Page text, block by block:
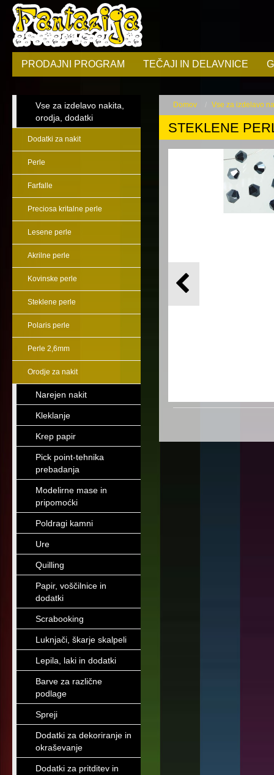
PRODAJNI PROGRAM TEČAJI IN DELAVNICE
Vse za izdelavo nakita,
orodja, dodatki
Dodatki za nakit
Perle
Farfalle
Preciosa kritalne perle
Lesene perle
Akrilne perle
Kovinske perle
Steklene perle
Polaris perle
Perle 2,6mm
Orodje za nakit
Narejen nakit
Kleklanje
Krep papir
Pick point-tehnika
prebadanja
Modelirne mase in
pripomoćki
Poldragi kamni
Ure
Quilling
Papir, voščilnice in
dodatki
Scrabooking
Luknjači, škarje skalpeli
Lepila, laki in dodatki
Barve za različne
podlage
Spreji
Dodatki za dekoriranje in
okraševanje
Dodatki za pritditev in
Domov Vse za izdelavo
STEKLENE